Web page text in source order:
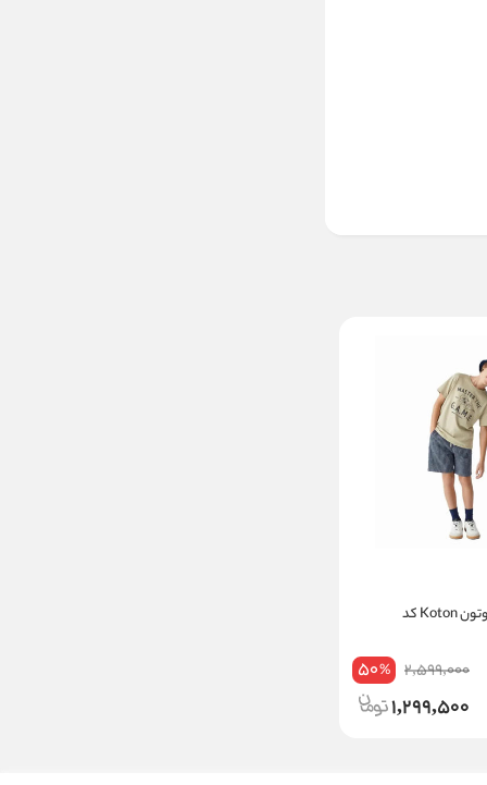
تیشرت پسرانه کوتون Koton کد
2,599,000
50%
1,299,500